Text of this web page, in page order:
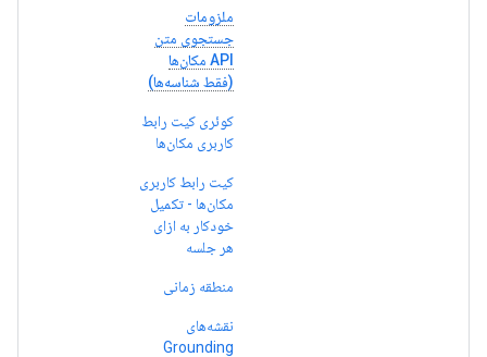
ملزومات
جستجوی متن
API مکان‌ها
(فقط شناسه‌ها)
کوئری کیت رابط
کاربری مکان‌ها
کیت رابط کاربری
مکان‌ها - تکمیل
خودکار به ازای
هر جلسه
منطقه زمانی
نقشه‌های
Grounding